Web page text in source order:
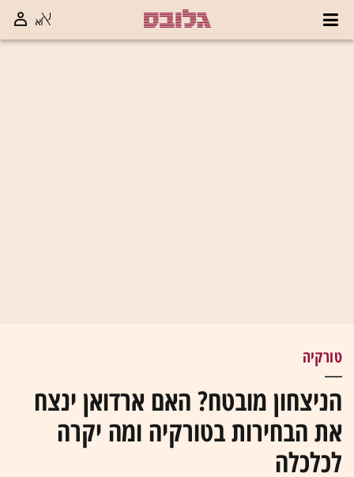
טורקיה
הניצחון מובטח? האם ארדואן ינצח
את הבחירות בטורקיה ומה יקרה
לכלכלה